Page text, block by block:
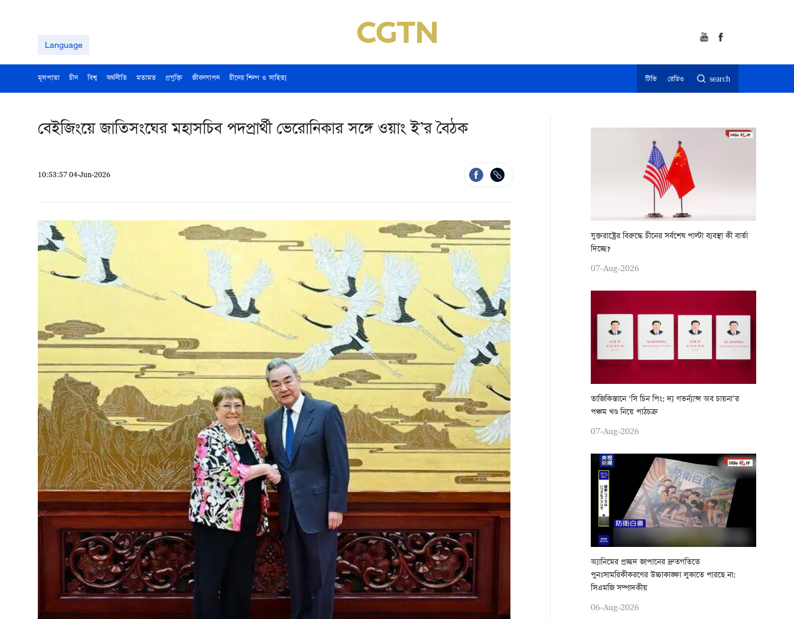
Language
মূলপাতা চীন বিশ্ব অর্থনীতি মতামত প্রযুক্তি জীবনযাপন চীনের শিল্প ও সাহিত্য টিভি রেডিও search
বেইজিংয়ে জাতিসংঘের মহাসচিব পদপ্রার্থী ভেরোনিকার সঙ্গে ওয়াং ই’র বৈঠক
10:53:57 04-Jun-2026
যুক্তরাষ্ট্রের বিরুদ্ধে চীনের সর্বশেষ পাল্টা ব্যবস্থা কী বার্তা
দিচ্ছে?
07-Aug-2026
তাজিকিস্তানে ‘সি চিন পিং: দ্য গভর্ন্যান্স অব চায়না’র
পঞ্চম খণ্ড নিয়ে পাঠচক্র
07-Aug-2026
অ্যানিমের প্রচ্ছদ জাপানের দ্রুতগতিতে
পুনঃসামরিকীকরণের উচ্চাকাঙ্ক্ষা লুকাতে পারছে না:
সিএমজি সম্পাদকীয়
06-Aug-2026